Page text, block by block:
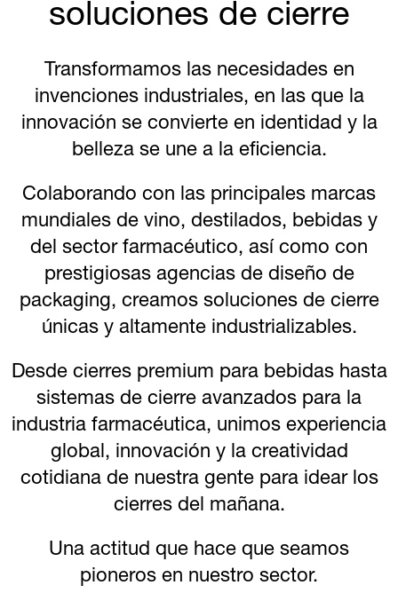
soluciones de cierre
Transformamos las necesidades en
invenciones industriales, en las que la
innovación se convierte en identidad y la
belleza se une a la eficiencia.
Colaborando con las principales marcas
mundiales de vino, destilados, bebidas y
del sector farmacéutico, así como con
prestigiosas agencias de diseño de
packaging, creamos soluciones de cierre
únicas y altamente industrializables.
Desde cierres premium para bebidas hasta
sistemas de cierre avanzados para la
industria farmacéutica, unimos experiencia
global, innovación y la creatividad
cotidiana de nuestra gente para idear los
cierres del mañana.
Una actitud que hace que seamos
pioneros en nuestro sector.